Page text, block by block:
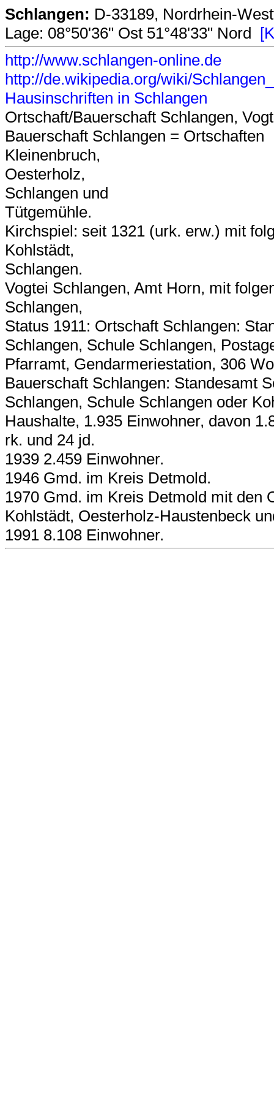
Schlangen: D-33189, Nordrhein-
Lage: 08°50'36" Ost 51°48'33" Nord
http://www.schlangen-online.de
http://de.wikipedia.org/wiki/
Hausinschriften in Schlangen
Ortschaft/Bauerschaft Schlangen,
Bauerschaft Schlangen = Ortschaften
Kleinenbruch,
Oesterholz,
Schlangen und
Tütgemühle.
Kirchspiel: seit 1321 (urk. erw.) mit
Kohlstädt,
Schlangen.
Vogtei Schlangen, Amt Horn, mit
Schlangen,
Status 1911: Ortschaft Schlangen:
Schlangen, Schule Schlangen,
Pfarramt, Gendarmeriestation, 306
Bauerschaft Schlangen: Standesamt
Schlangen, Schule Schlangen oder
Haushalte, 1.935 Einwohner, davon
rk. und 24 jd.
1939 2.459 Einwohner.
1946 Gmd. im Kreis Detmold.
1970 Gmd. im Kreis Detmold mit den
Kohlstädt, Oesterholz-Haustenbeck
1991 8.108 Einwohner.